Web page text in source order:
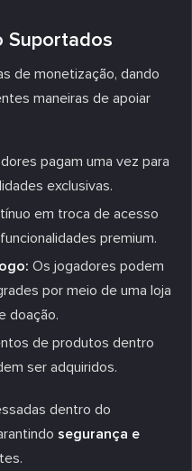
Suportados
de monetização, dando
maneiras de apoiar
pagam uma vez para
exclusivas.
em troca de acesso
premium.
Os jogadores podem
por meio de uma loja
doação.
de produtos dentro
ser adquiridos.
dentro do
segurança e